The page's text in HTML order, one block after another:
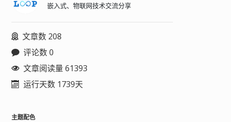
嵌入式、物联网技术交流分享
文章数 208
评论数 0
文章阅读量 61393
运行天数 1739天
主题配色